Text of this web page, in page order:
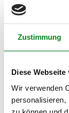
Zustimmung
Diese
Wir verwenden
personalisieren,
Zur exakten
Wir benötigen
(2.1) und zu 3 (2.2)
Passendes
Fahrzeug-